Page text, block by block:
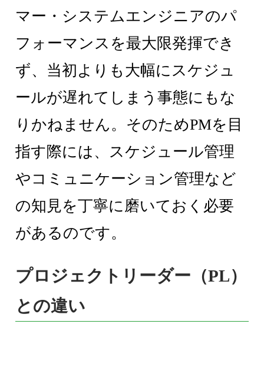
マー・システムエンジニアのパ
フォーマンスを最大限発揮でき
ず、当初よりも大幅にスケジュ
ールが遅れてしまう事態にもな
りかねません。そのためPMを目
指す際には、スケジュール管理
やコミュニケーション管理など
の知見を丁寧に磨いておく必要
があるのです。
プロジェクトリーダー（PL）
との違い